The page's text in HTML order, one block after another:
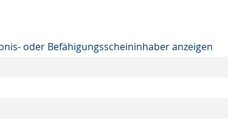
oder Befähigungsscheininhaber anzeigen